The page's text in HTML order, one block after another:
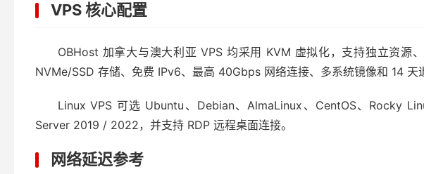
VPS 核心配置
OBHost 加拿大与澳大利亚 VPS 均采用 KVM 虚拟化，支持独立资源
NVMe/SSD 存储、免费 IPv6、最高 40Gbps 网络连接、多系统镜像和 14 天
Linux VPS 可选 Ubuntu、Debian、AlmaLinux、CentOS、Rocky
Server 2019 / 2022，并支持 RDP 远程桌面连接。
网络延迟参考